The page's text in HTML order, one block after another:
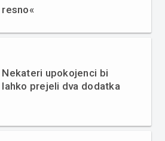
resno«
Nekateri upokojenci bi
lahko prejeli dva dodatka